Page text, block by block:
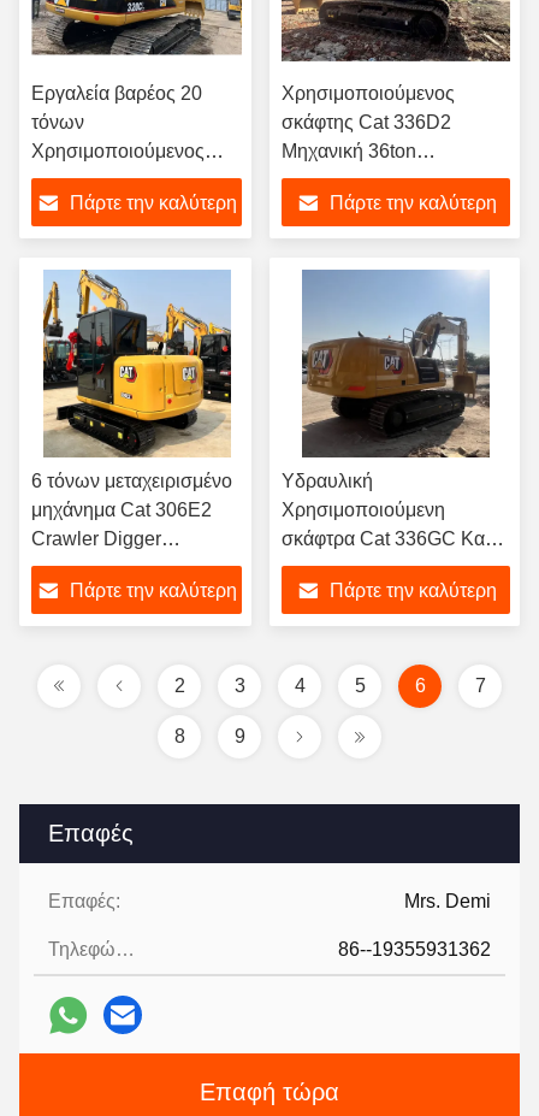
Επαφές
Επαφές: Mrs. Demi
Τηλεφώνημα: 86--19355931362
Επαφή τώρα
Εργαλεία βαρέος 20
τόνων
Χρησιμοποιούμενος
εξορυκτής CAT 320CL
Με χωρητικότητα
κουβάς 1m3
Πάρτε την καλύτερη
Χρησιμοποιούμενος
σκάφτης Cat 336D2
Μηχανική 36ton
Χρησιμοποιούμενος
μεγάλος σκάφτης
Caterpillar
Πάρτε την καλύτερη
6 τόνων μεταχειρισμένο
μηχάνημα Cat 306E2
Crawler Digger
χρησιμοποιημένο
μεσαίο σκάφος
Caterpillar Excavator
Πάρτε την καλύτερη
Υδραυλική
Χρησιμοποιούμενη
σκάφτρα Cat 336GC Καλή
κατάσταση
Χρησιμοποιούμενη
σκάφτρα Caterpillar
Πάρτε την καλύτερη
2 3 4 5 6 7
8 9